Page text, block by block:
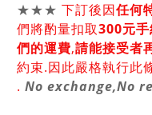
★★★ 下訂後因任何
們將酌量扣取300元
們的運費,請能接受者
約束.因此嚴格執行此
. No exchange,No